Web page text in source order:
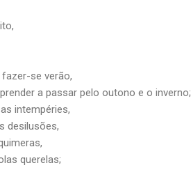
se verão,
a passar pelo outono e o inverno;
intempéries,
desilusões,
querelas;